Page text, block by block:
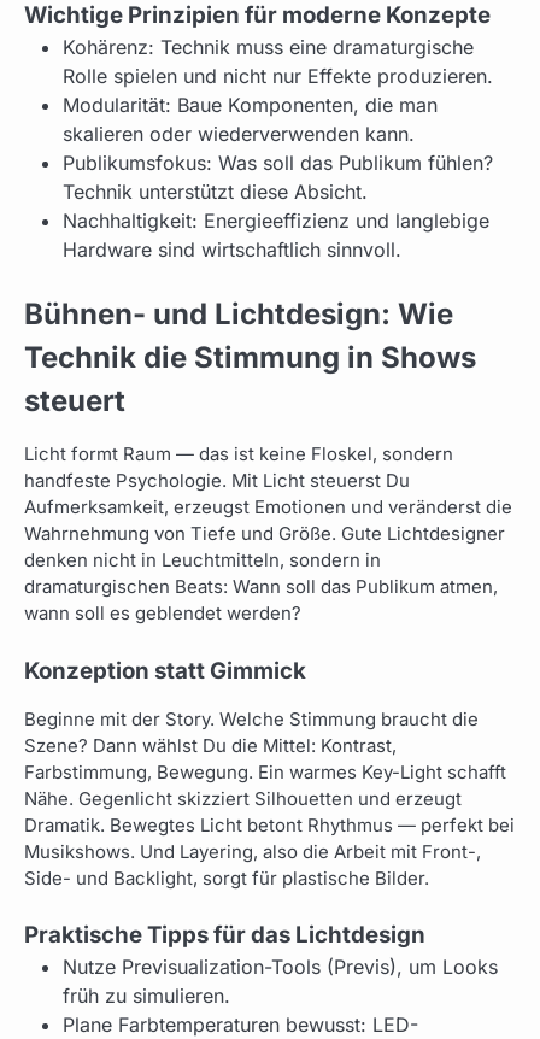
Wichtige Prinzipien für moderne Konzepte
Kohärenz: Technik muss eine dramaturgische
Rolle spielen und nicht nur Effekte produzieren.
Modularität: Baue Komponenten, die man
skalieren oder wiederverwenden kann.
Publikumsfokus: Was soll das Publikum fühlen?
Technik unterstützt diese Absicht.
Nachhaltigkeit: Energieeffizienz und langlebige
Hardware sind wirtschaftlich sinnvoll.
Bühnen- und Lichtdesign: Wie
Technik die Stimmung in Shows
steuert
Licht formt Raum — das ist keine Floskel, sondern
handfeste Psychologie. Mit Licht steuerst Du
Aufmerksamkeit, erzeugst Emotionen und veränderst die
Wahrnehmung von Tiefe und Größe. Gute Lichtdesigner
denken nicht in Leuchtmitteln, sondern in
dramaturgischen Beats: Wann soll das Publikum atmen,
wann soll es geblendet werden?
Konzeption statt Gimmick
Beginne mit der Story. Welche Stimmung braucht die
Szene? Dann wählst Du die Mittel: Kontrast,
Farbstimmung, Bewegung. Ein warmes Key-Light schafft
Nähe. Gegenlicht skizziert Silhouetten und erzeugt
Dramatik. Bewegtes Licht betont Rhythmus — perfekt bei
Musikshows. Und Layering, also die Arbeit mit Front-,
Side- und Backlight, sorgt für plastische Bilder.
Praktische Tipps für das Lichtdesign
Nutze Previsualization-Tools (Previs), um Looks
früh zu simulieren.
Plane Farbtemperaturen bewusst: LED-